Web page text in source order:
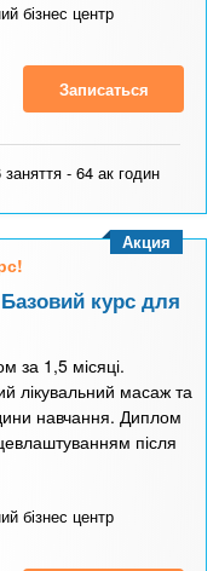
бізнес центр
Записаться
заняття - 64 ак годин
курс для
за 1,5 місяці.
лікувальний масаж та
навчання. Диплом
після
бізнес центр
Акция